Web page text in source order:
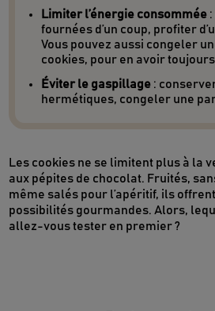
Limiter l’énergie consommée:
fournées d’un coup, profiter
Vous pouvez aussi congeler
cookies, pour en avoir
Éviter le gaspillage:
hermétiques, congeler une
Les cookies ne se limitent plus à la
aux pépites de chocolat. Fruités,
même salés pour l’apéritif, ils
possibilités gourmandes. Alors,
allez-vous tester en premier ?